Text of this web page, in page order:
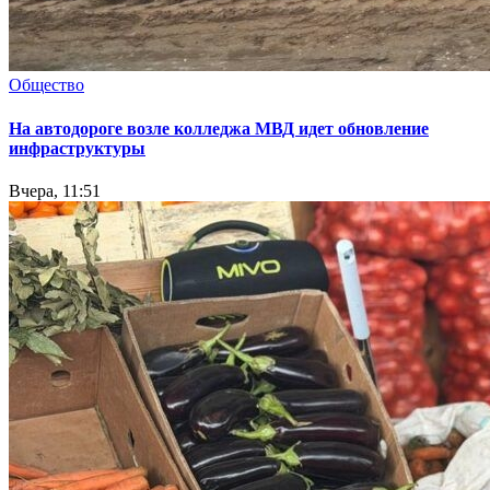
Общество
На автодороге возле колледжа МВД идет обновление
инфраструктуры
Вчера, 11:51